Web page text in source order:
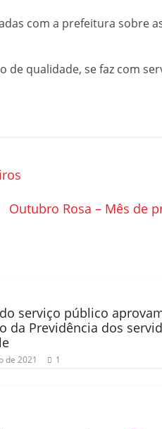
com a prefeitura sobre
de qualidade, se faz com
Outubro Rosa – Mês de
serviço público
da Previdência dos
de 2021 1